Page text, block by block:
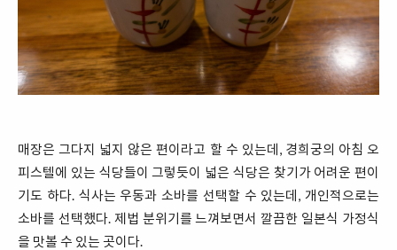
매장은 그다지 넓지 않은 편이라고 할 수 있는데, 경희궁의 아침 오
피스텔에 있는 식당들이 그렇듯이 넓은 식당은 찾기가 어려운 편이
기도 하다. 식사는 우동과 소바를 선택할 수 있는데, 개인적으로는
소바를 선택했다. 제법 분위기를 느껴보면서 깔끔한 일본식 가정식
을 맛볼 수 있는 곳이다.